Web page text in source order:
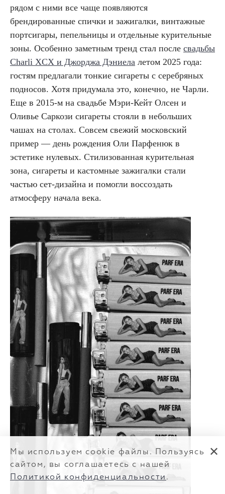
рядом с ними все чаще появляются
брендированные спички и зажигалки, винтажные
портсигары, пепельницы и отдельные курительные
зоны. Особенно заметным тренд стал после свадьбы
Charli XCX и Джорджа Дэниела летом 2025 года:
гостям предлагали тонкие сигареты с серебряных
подносов. Хотя придумала это, конечно, не Чарли.
Еще в 2015-м на свадьбе Мэри-Кейт Олсен и
Оливье Саркози сигареты стояли в небольших
чашах на столах. Совсем свежий московский
пример — день рождения Оли Парфенюк в
эстетике нулевых. Стилизованная курительная
зона, сигареты и кастомные зажигалки стали
частью сет-дизайна и помогли воссоздать
атмосферу начала века.
Мы используем cookie файлы. Пользуясь
сайтом, вы соглашаетесь с нашей
Политикой конфиденциальности .
✕